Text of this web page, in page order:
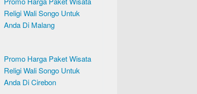
Religi Wali Songo Untuk
Anda Di Malang
Promo Harga Paket Wisata
Religi Wali Songo Untuk
Anda Di Cirebon